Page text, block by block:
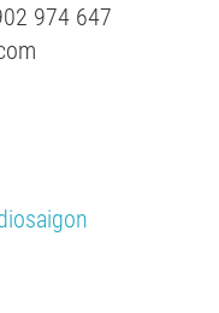
974 647